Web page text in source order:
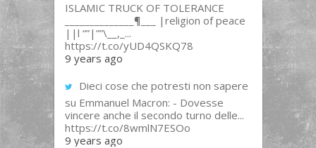
ISLAMIC TRUCK OF TOLERANCE
______________¶___ |religion of peace
||l “”|””\__,_...
https://t.co/yUD4QSKQ78
9 years ago
Dieci cose che potresti non sapere
su Emmanuel Macron: - Dovesse
vincere anche il secondo turno delle...
https://t.co/8wmlN7ESOo
9 years ago